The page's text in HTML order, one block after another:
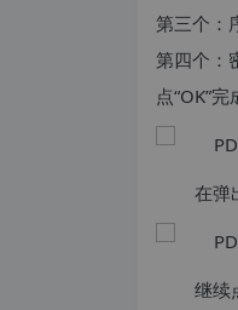
第三个：
第四个：
点“OK”完
在弹
继续